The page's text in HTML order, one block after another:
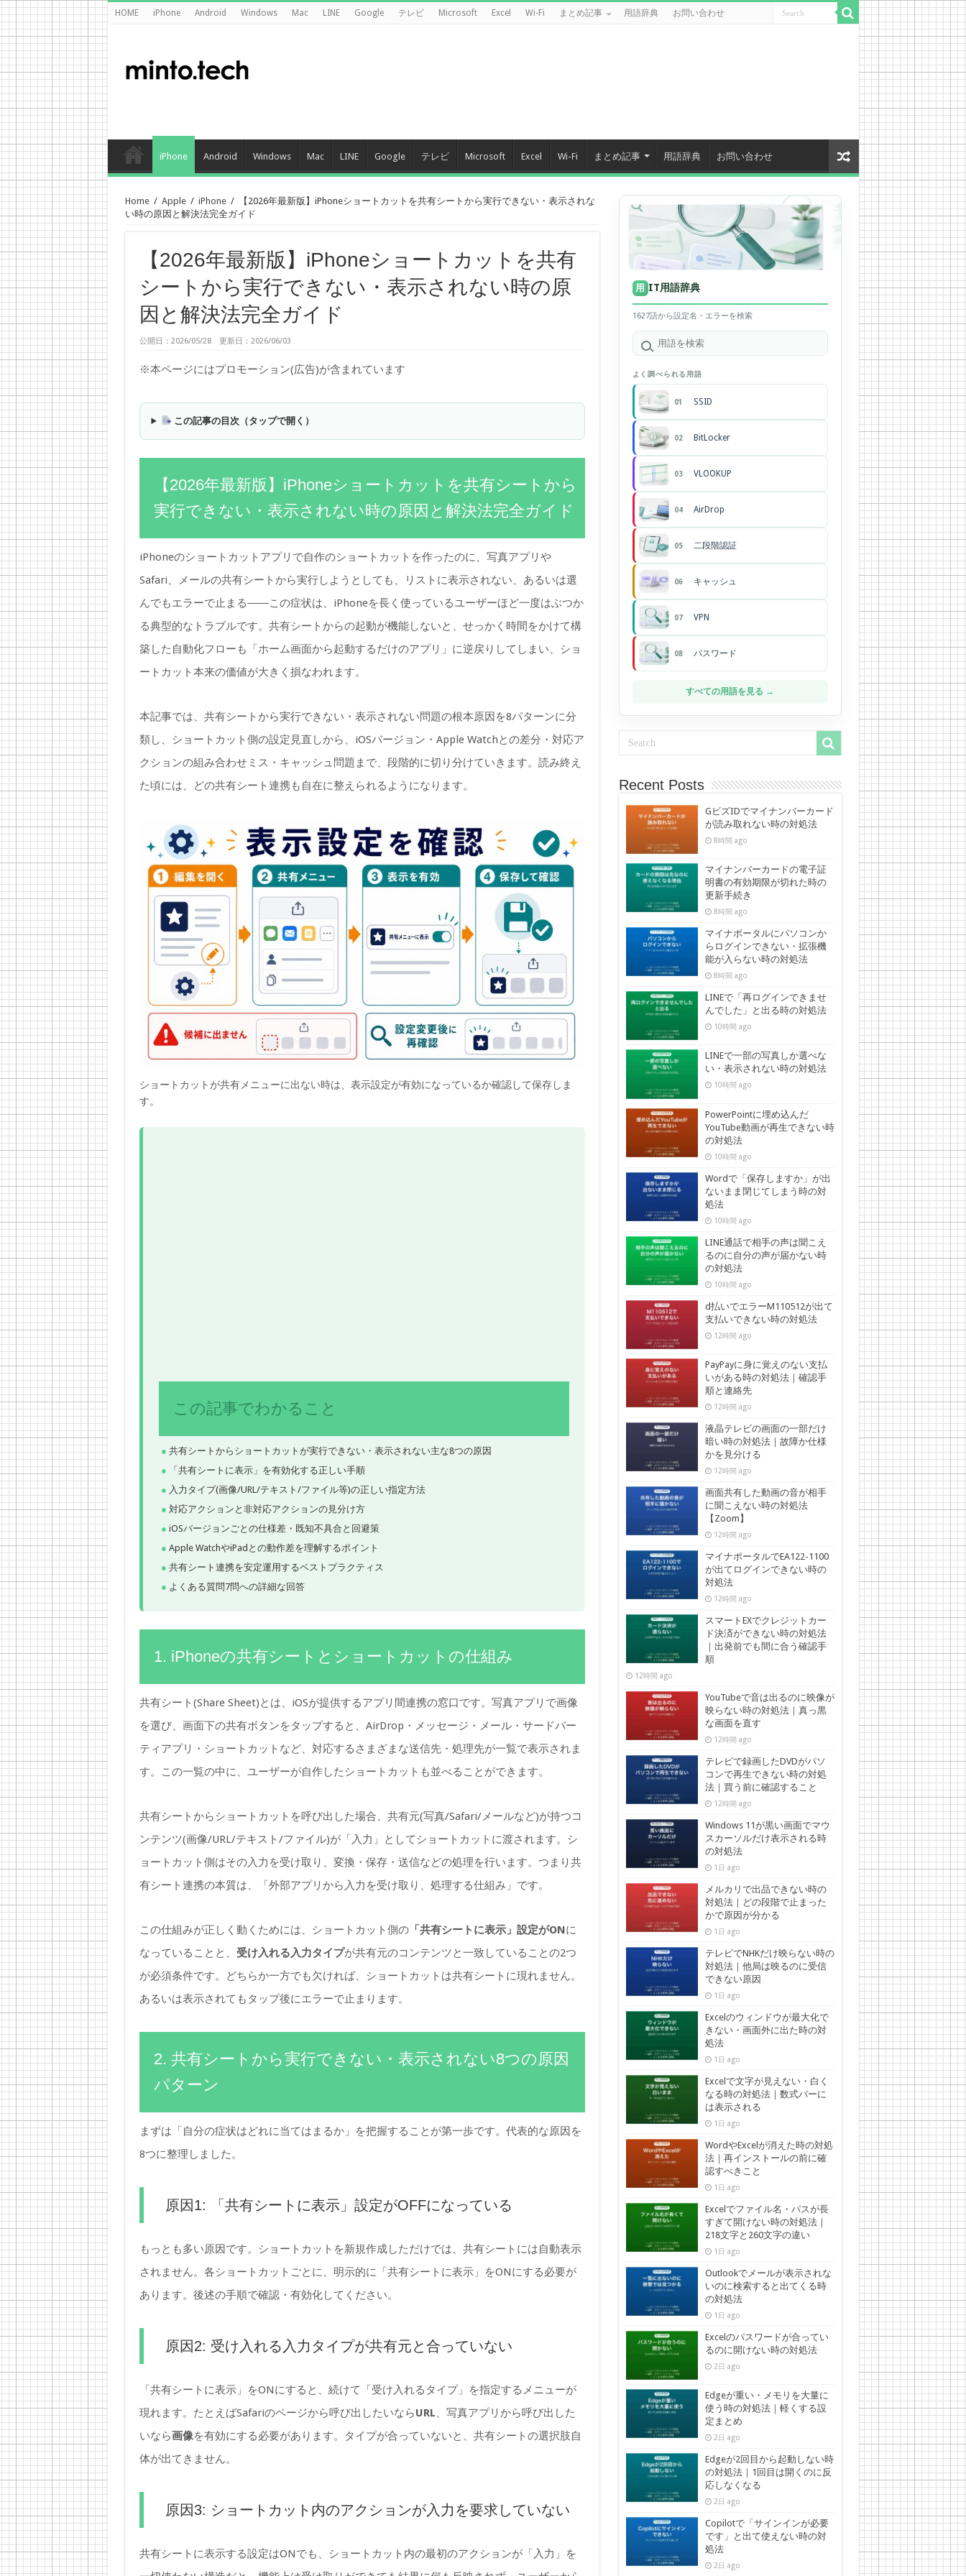
HOME iPhone Android Windows Mac LINE Google テレビ Microsoft Excel Wi-Fi まとめ記事 用語辞典 お問い合わせ
iPhone Android Windows Mac LINE Google テレビ Microsoft Excel Wi-Fi まとめ記事 用語辞典 お問い合わせ
Home / Apple / iPhone /
【2026年最新版】iPhoneショートカットを共有シートから実行できない・表示されな
い時の原因と解決法完全ガイド
【2026年最新版】iPhoneショートカットを共有
シートから実行できない・表示されない時の原
因と解決法完全ガイド
公開日：2026/05/28 更新日：2026/06/03
※本ページにはプロモーション(広告)が含まれています
この記事の目次（タップで開く）
【2026年最新版】iPhoneショートカットを共有シートから
実行できない・表示されない時の原因と解決法完全ガイド
iPhoneのショートカットアプリで自作のショートカットを作ったのに、写真アプリや
Safari、メールの共有シートから実行しようとしても、リストに表示されない、あるいは選
んでもエラーで止まる――この症状は、iPhoneを長く使っているユーザーほど一度はぶつか
る典型的なトラブルです。共有シートからの起動が機能しないと、せっかく時間をかけて構
築した自動化フローも「ホーム画面から起動するだけのアプリ」に逆戻りしてしまい、ショ
ートカット本来の価値が大きく損なわれます。
本記事では、共有シートから実行できない・表示されない問題の根本原因を8パターンに分
類し、ショートカット側の設定見直しから、iOSバージョン・Apple Watchとの差分・対応ア
クションの組み合わせミス・キャッシュ問題まで、段階的に切り分けていきます。読み終え
た頃には、どの共有シート連携も自在に整えられるようになります。
ショートカットが共有メニューに出ない時は、表示設定が有効になっているか確認して保存しま
す。
この記事でわかること
共有シートからショートカットが実行できない・表示されない主な8つの原因
「共有シートに表示」を有効化する正しい手順
入力タイプ(画像/URL/テキスト/ファイル等)の正しい指定方法
対応アクションと非対応アクションの見分け方
iOSバージョンごとの仕様差・既知不具合と回避策
Apple WatchやiPadとの動作差を理解するポイント
共有シート連携を安定運用するベストプラクティス
よくある質問7問への詳細な回答
1. iPhoneの共有シートとショートカットの仕組み
共有シート(Share Sheet)とは、iOSが提供するアプリ間連携の窓口です。写真アプリで画像
を選び、画面下の共有ボタンをタップすると、AirDrop・メッセージ・メール・サードパー
ティアプリ・ショートカットなど、対応するさまざまな送信先・処理先が一覧で表示されま
す。この一覧の中に、ユーザーが自作したショートカットも並べることができます。
共有シートからショートカットを呼び出した場合、共有元(写真/Safari/メールなど)が持つコ
ンテンツ(画像/URL/テキスト/ファイル)が「入力」としてショートカットに渡されます。シ
ョートカット側はその入力を受け取り、変換・保存・送信などの処理を行います。つまり共
有シート連携の本質は、「外部アプリから入力を受け取り、処理する仕組み」です。
この仕組みが正しく動くためには、ショートカット側の「共有シートに表示」設定がONに
なっていることと、 受け入れる入力タイプが共有元のコンテンツと一致していることの2つ
が必須条件です。どちらか一方でも欠ければ、ショートカットは共有シートに現れません。
あるいは表示されてもタップ後にエラーで止まります。
2. 共有シートから実行できない・表示されない8つの原因
パターン
まずは「自分の症状はどれに当てはまるか」を把握することが第一歩です。代表的な原因を
8つに整理しました。
原因1: 「共有シートに表示」設定がOFFになっている
もっとも多い原因です。ショートカットを新規作成しただけでは、共有シートには自動表示
されません。各ショートカットごとに、明示的に「共有シートに表示」をONにする必要が
あります。後述の手順で確認・有効化してください。
原因2: 受け入れる入力タイプが共有元と合っていない
「共有シートに表示」をONにすると、続けて「受け入れるタイプ」を指定するメニューが
現れます。たとえばSafariのページから呼び出したいならURL、写真アプリから呼び出した
いなら画像を有効にする必要があります。タイプが合っていないと、共有シートの選択肢自
体が出てきません。
原因3: ショートカット内のアクションが入力を要求していない
共有シートに表示する設定はONでも、ショートカット内の最初のアクションが「入力」を
用 IT用語辞典
1627語から設定名・エラーを検索
よく調べられる用語
01 SSID
02 BitLocker
03 VLOOKUP
04 AirDrop
05 二段階認証
06 キャッシュ
07 VPN
08 パスワード
すべての用語を見る →
Recent Posts
GビズIDでマイナンバーカード
が読み取れない時の対処法
8時間 ago
マイナンバーカードの電子証
明書の有効期限が切れた時の
更新手続き
8時間 ago
マイナポータルにパソコンか
らログインできない・拡張機
能が入らない時の対処法
8時間 ago
LINEで「再ログインできませ
んでした」と出る時の対処法
10時間 ago
LINEで一部の写真しか選べな
い・表示されない時の対処法
10時間 ago
PowerPointに埋め込んだ
YouTube動画が再生できない時
の対処法
10時間 ago
Wordで「保存しますか」が出
ないまま閉じてしまう時の対
処法
10時間 ago
LINE通話で相手の声は聞こえ
るのに自分の声が届かない時
の対処法
10時間 ago
d払いでエラーM110512が出て
支払いできない時の対処法
12時間 ago
PayPayに身に覚えのない支払
いがある時の対処法｜確認手
順と連絡先
12時間 ago
液晶テレビの画面の一部だけ
暗い時の対処法｜故障か仕様
かを見分ける
12時間 ago
画面共有した動画の音が相手
に聞こえない時の対処法
【Zoom】
12時間 ago
マイナポータルでEA122-1100
が出てログインできない時の
対処法
12時間 ago
スマートEXでクレジットカー
ド決済ができない時の対処法
｜出発前でも間に合う確認手
順
12時間 ago
YouTubeで音は出るのに映像が
映らない時の対処法｜真っ黒
な画面を直す
12時間 ago
テレビで録画したDVDがパソ
コンで再生できない時の対処
法｜買う前に確認すること
12時間 ago
Windows 11が黒い画面でマウ
スカーソルだけ表示される時
の対処法
1日 ago
メルカリで出品できない時の
対処法｜どの段階で止まった
かで原因が分かる
1日 ago
テレビでNHKだけ映らない時の
対処法｜他局は映るのに受信
できない原因
1日 ago
Excelのウィンドウが最大化で
きない・画面外に出た時の対
処法
1日 ago
Excelで文字が見えない・白く
なる時の対処法｜数式バーに
は表示される
1日 ago
WordやExcelが消えた時の対処
法｜再インストールの前に確
認すべきこと
1日 ago
Excelでファイル名・パスが長
すぎて開けない時の対処法｜
218文字と260文字の違い
1日 ago
Outlookでメールが表示されな
いのに検索すると出てくる時
の対処法
1日 ago
Excelのパスワードが合ってい
るのに開けない時の対処法
2日 ago
Edgeが重い・メモリを大量に
使う時の対処法｜軽くする設
定まとめ
2日 ago
Edgeが2回目から起動しない時
の対処法｜1回目は開くのに反
応しなくなる
2日 ago
Copilotで「サインインが必要
です」と出て使えない時の対
処法
2日 ago